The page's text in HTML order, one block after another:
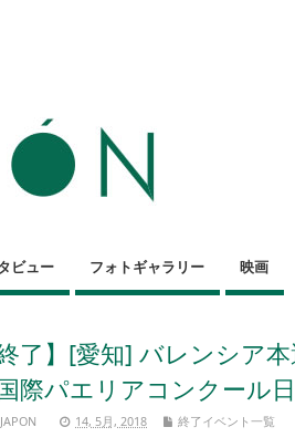
ビュー フォトギャラリー 映画
終了】[愛知] バレンシア
国際パエリアコンクール日
14, 5月, 2018 終了イベント一覧